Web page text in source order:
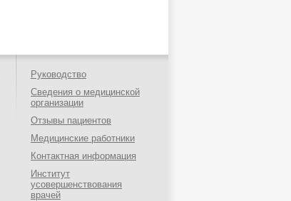
Руководство
Сведения о медицинской
организации
Отзывы пациентов
Медицинские работники
Контактная информация
Институт
усовершенствования
врачей